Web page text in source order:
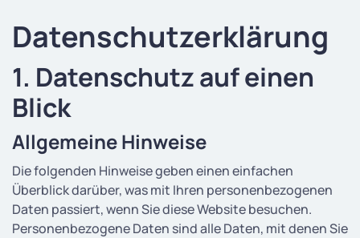
Datenschutz­erklärung
1. Datenschutz auf einen
Blick
Allgemeine Hinweise
Die folgenden Hinweise geben einen einfachen
Überblick darüber, was mit Ihren personenbezogenen
Daten passiert, wenn Sie diese Website besuchen.
Personenbezogene Daten sind alle Daten, mit denen Sie